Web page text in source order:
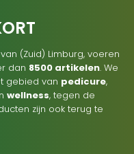
(Zuid) Limburg, voeren
dan 8500 artikelen. We
gebied van pedicure,
wellness, tegen de
zijn ook terug te